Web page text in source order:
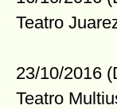
Teatro
23/10/2016
Teatro